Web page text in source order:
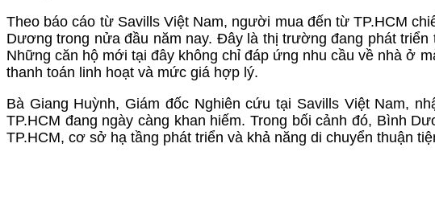
Theo báo cáo từ Savills Việt Nam, người mua đến từ TP.HCM
Dương trong nửa đầu năm nay. Đây là thị trường đang phát
Những căn hộ mới tại đây không chỉ đáp ứng nhu cầu về nhà ở
thanh toán linh hoạt và mức giá hợp lý.
Bà Giang Huỳnh, Giám đốc Nghiên cứu tại Savills Việt Nam,
TP.HCM đang ngày càng khan hiếm. Trong bối cảnh đó, Bình
TP.HCM, cơ sở hạ tầng phát triển và khả năng di chuyển thuận